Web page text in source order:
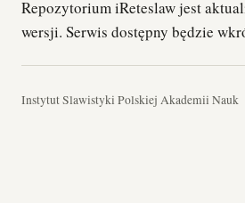
Repozytorium iReteslaw jest
wersji. Serwis dostępny będzie
Instytut Slawistyki Polskiej Akademii Nauk